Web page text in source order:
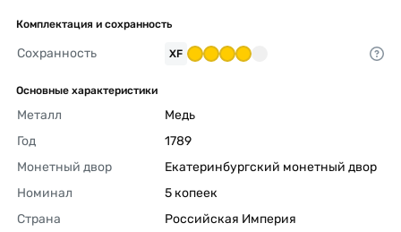
Комплектация и сохранность
Сохранность XF
Основные характеристики
Металл
Медь
Год
1789
Монетный двор
Екатеринбургский монетный двор
Номинал
5 копеек
Страна
Российская Империя